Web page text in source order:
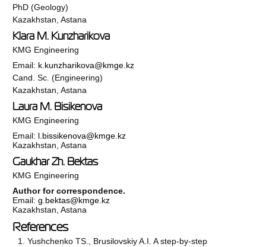
PhD (Geology)
Kazakhstan, Astana
Klara M. Kunzharikova
KMG Engineering
Email: k.kunzharikova@kmge.kz
Cand. Sc. (Engineering)
Kazakhstan, Astana
Laura M. Bisikenova
KMG Engineering
Email: l.bissikenova@kmge.kz
Kazakhstan, Astana
Gaukhar Zh. Bektas
KMG Engineering
Author for correspondence.
Email:g.bektas@kmge.kz
Kazakhstan, Astana
References
Yushchenko TS., Brusilovskiy A.I. A step-by-step